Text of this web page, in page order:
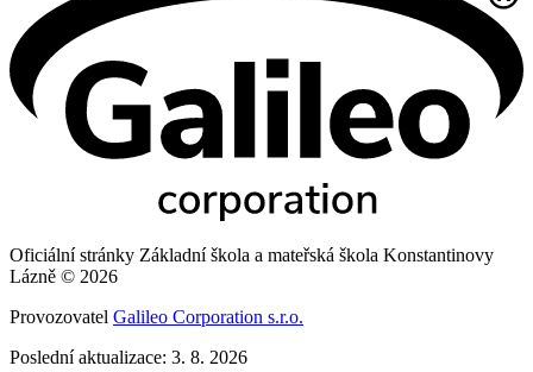
Oficiální stránky Základní škola a mateřská škola Konstantinovy
Lázně © 2026
Provozovatel Galileo Corporation s.r.o.
Poslední aktualizace: 3. 8. 2026